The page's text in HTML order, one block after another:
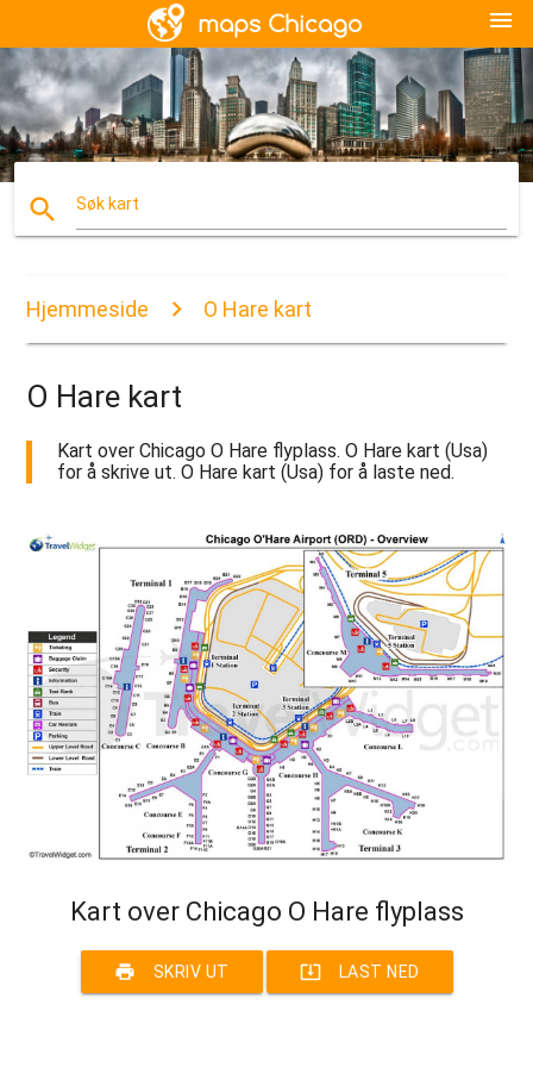
menu
search Søk kart
Hjemmeside O Hare kart
O Hare kart
Kart over Chicago O Hare flyplass. O Hare kart (Usa)
for å skrive ut. O Hare kart (Usa) for å laste ned.
Kart over Chicago O Hare flyplass
print SKRIV UT system_update_alt LAST NED